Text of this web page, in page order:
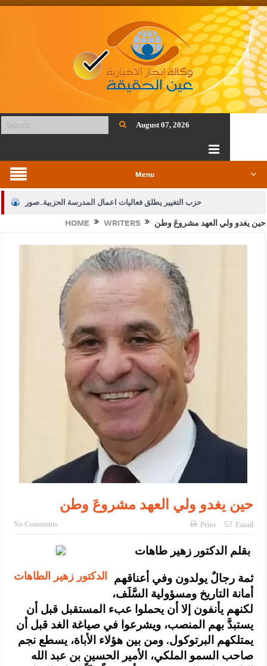
August 07, 2026
Menu
حزب التغيير يطلق فعاليات اعمال المدرسة الحزبية..صور
الجيش يفتح باب التجنيد لحملة البكالوريوس في الحقوق والقانون
بيان اجتماع عمّان:دعم الوصاية الهاشمية التاريخية على المقدسات
الإسلامية والمسيحية
الأمن يتلف 16 مليون حبة كبتاجون و1480 كغم مواد مخدرة
النواب يقر مشروع تعديل قانون الملكية العقارية
القاضي يلتقي رؤساء تحرير الصحف اليومية ويؤكد حرص مجلس النواب
على شراكة فاعلة مع الإعلام
دعوة المكلفين بخدمة العلم (الدفعة الثالثة) إلى مراجعة منصة خدمة
العلم
الملك يلتقي مجموعة من رفاق السلاح
الملك يتلقى اتصالا هاتفيا من العاهل البحريني
القاضي محمود أحمد فريحات.. مبارك ومزيدا من التوفيق
HOME WRITERS حين يغدو ولي العهد مشروعَ وطن
حين يغدو ولي العهد مشروعَ وطن
No Comments Print Email
الدكتور زهير الطاهات
بقلم الدكتور زهير طاهات
ثمة رجالٌ يولدون وفي أعناقهم
أمانة التاريخ ومسؤولية السَّلَف،
لكنهم يأنفون إلا أن يحملوا عبء المستقبل قبل أن
يستبدَّ بهم المنصب، ويشرعوا في صياغة الغد قبل أن
يمتلكهم البرتوكول. ومن بين هؤلاء الأباة، يسطع نجم
صاحب السمو الملكي، الأمير الحسين بن عبد الله